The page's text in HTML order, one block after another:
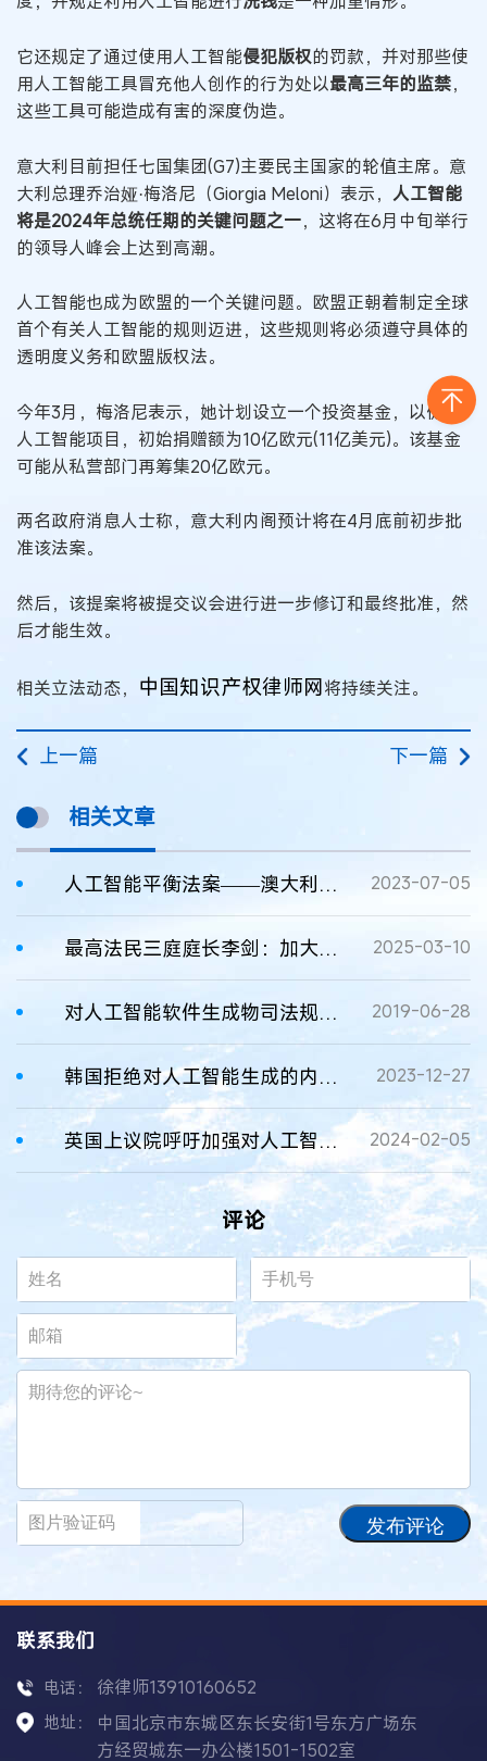
它还规定了通过使用人工智能侵犯版权的罚款，并对那些使
用人工智能工具冒充他人创作的行为处以最高三年的监禁，
这些工具可能造成有害的深度伪造。
意大利目前担任七国集团(G7)主要民主国家的轮值主席。意
大利总理乔治娅·梅洛尼（Giorgia Meloni）表示， 人工智能
将是2024年总统任期的关键问题之一，这将在6月中旬举行
的领导人峰会上达到高潮。
人工智能也成为欧盟的一个关键问题。欧盟正朝着制定全球
首个有关人工智能的规则迈进，这些规则将必须遵守具体的
透明度义务和欧盟版权法。
今年3月，梅洛尼表示，她计划设立一个投资基金，以促进
人工智能项目，初始捐赠额为10亿欧元(11亿美元)。该基金
可能从私营部门再筹集20亿欧元。
两名政府消息人士称，意大利内阁预计将在4月底前初步批
准该法案。
然后，该提案将被提交议会进行进一步修订和最终批准，然
后才能生效。
相关立法动态， 中国知识产权律师网将持续关注。
上一篇 下一篇
相关文章
人工智能平衡法案——澳大利亚政府正在考虑的潜在监管措施 2023-07-05
最高法民三庭庭长李剑：加大对涉人工智能纠纷案件调研指导力度 2025-03-10
对人工智能软件生成物司法规制的思考 2019-06-28
韩国拒绝对人工智能生成的内容进行版权注册 2023-12-27
英国上议院呼吁加强对人工智能的版权保护 2024-02-05
评论
发布评论
联系我们
电话： 徐律师13910160652
地址：
中国北京市东城区东长安街1号东方广场东
方经贸城东一办公楼1501-1502室